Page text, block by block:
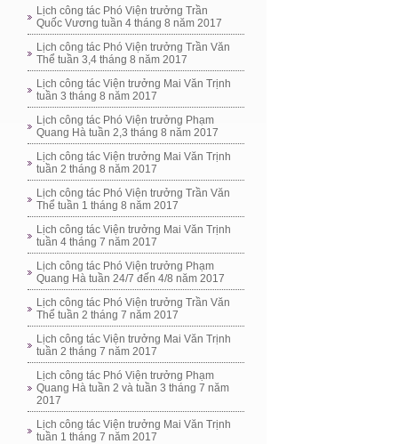
Lịch công tác Phó Viện trưởng Trần
Quốc Vương tuần 4 tháng 8 năm 2017
Lịch công tác Phó Viện trưởng Trần Văn
Thể tuần 3,4 tháng 8 năm 2017
Lịch công tác Viện trưởng Mai Văn Trịnh
tuần 3 tháng 8 năm 2017
Lịch công tác Phó Viện trưởng Phạm
Quang Hà tuần 2,3 tháng 8 năm 2017
Lịch công tác Viện trưởng Mai Văn Trịnh
tuần 2 tháng 8 năm 2017
Lịch công tác Phó Viện trưởng Trần Văn
Thể tuần 1 tháng 8 năm 2017
Lịch công tác Viện trưởng Mai Văn Trịnh
tuần 4 tháng 7 năm 2017
Lịch công tác Phó Viện trưởng Phạm
Quang Hà tuần 24/7 đến 4/8 năm 2017
Lịch công tác Phó Viện trưởng Trần Văn
Thể tuần 2 tháng 7 năm 2017
Lịch công tác Viện trưởng Mai Văn Trịnh
tuần 2 tháng 7 năm 2017
Lịch công tác Phó Viện trưởng Phạm
Quang Hà tuần 2 và tuần 3 tháng 7 năm
2017
Lịch công tác Viện trưởng Mai Văn Trịnh
tuần 1 tháng 7 năm 2017